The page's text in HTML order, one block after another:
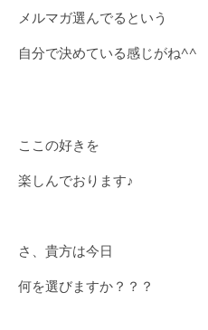
メルマガ選んでるという
自分で決めている感じがね^^
ここの好きを
楽しんでおります♪
さ、貴方は今日
何を選びますか？？？